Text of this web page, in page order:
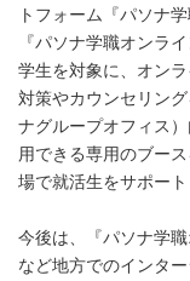
トフォーム『パソナ
『パソナ学職オンラ
学生を対象に、オン
対策やカウンセリング
ナグループオフィス
用できる専用のブー
場で就活生をサポート
今後は、『パソナ学
など地方でのインタ